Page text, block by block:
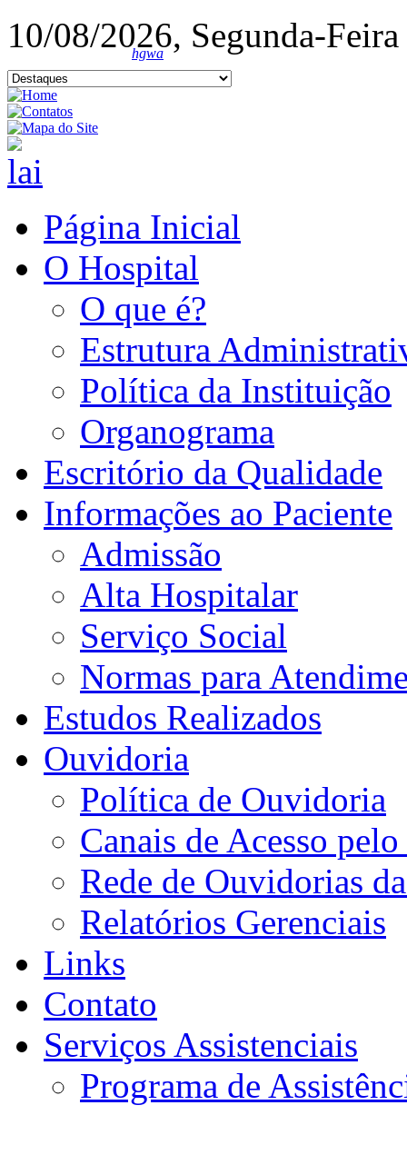
10/08/2026, Segunda-Feira
hgwa
Página Inicial
O Hospital
O que é?
Estrutura
Política da Instituição
Organograma
Escritório da Qualidade
Informações ao Paciente
Admissão
Alta Hospitalar
Serviço Social
Normas para
Estudos Realizados
Ouvidoria
Política de Ouvidoria
Canais de Acesso
Rede de Ouvidorias
Relatórios Gerenciais
Links
Contato
Serviços Assistenciais
Programa de